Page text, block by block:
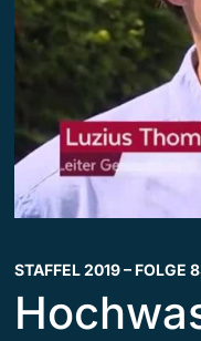
STAFFEL 2019 – FOLGE